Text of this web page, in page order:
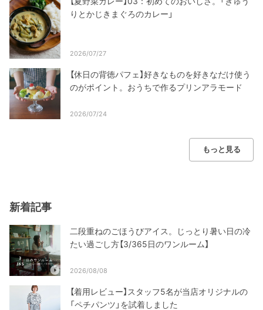
りとかじきまぐろのカレー」
2026/07/27
【休日の背徳パフェ】好きなものを好きなだけ使う
のがポイント。おうちで作るプリンアラモード
2026/07/24
もっと見る
新着記事
二段重ねのごほうびアイス。じっとり暑い日の冷
たい過ごし方【3/365日のワンルーム】
2026/08/08
【着用レビュー】スタッフ5名が当店オリジナルの
「ペチパンツ」を試着しました